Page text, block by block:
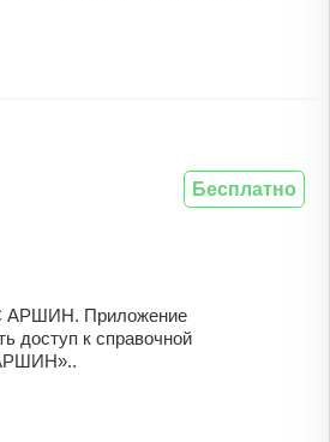
АРШИН. Приложение
доступ к справочной
Бесплатно